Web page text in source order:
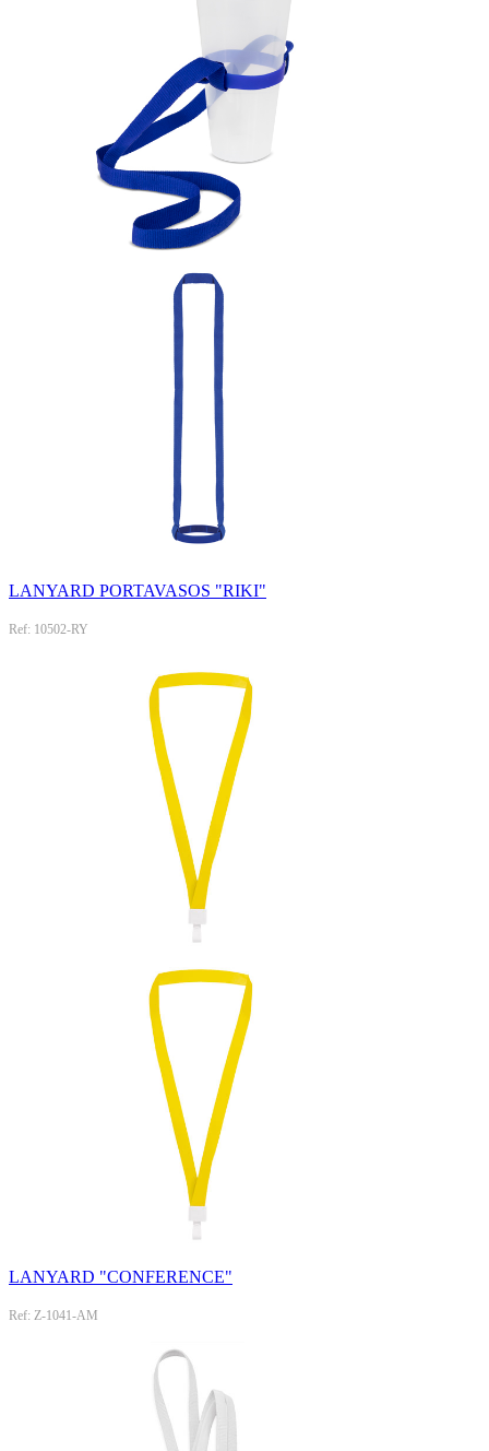
LANYARD PORTAVASOS "RIKI"
Ref: 10502-RY
LANYARD "CONFERENCE"
Ref: Z-1041-AM